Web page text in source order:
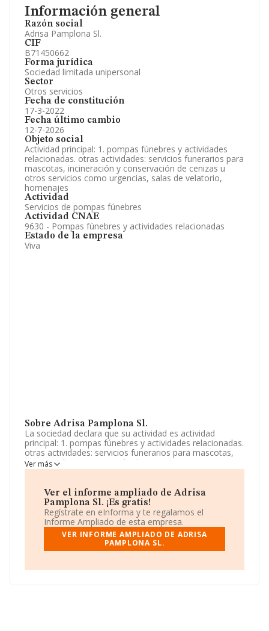
Información general
Razón social
Adrisa Pamplona Sl.
CIF
B71450662
Forma jurídica
Sociedad limitada unipersonal
Sector
Otros servicios
Fecha de constitución
17-3-2022
Fecha último cambio
12-7-2026
Objeto social
Actividad principal: 1. pompas fúnebres y actividades
relacionadas. otras actividades: servicios funerarios para
mascotas, incineración y conservación de cenizas u
otros servicios como urgencias, salas de velatorio,
homenajes
Actividad
Servicios de pompas fúnebres
Actividad CNAE
9630 - Pompas fúnebres y actividades relacionadas
Estado de la empresa
Viva
Sobre Adrisa Pamplona Sl.
La sociedad declara que su actividad es actividad
principal: 1. pompas fúnebres y actividades relacionadas.
otras actividades: servicios funerarios para mascotas,
incineración y conservación de cenizas u otros servicios
como urgencias, salas de velatorio, homenajes. La
Sociedad Limitada. La actividad de referencia CNAE
corresponde a '%cnae%', cuyo Código es 9630. La
empresa no tiene actividad en mercados exteriores.
La plantilla se ha mantenido igual y según los datos a
disposición de INFORMA, ha tenido un número de
empleados por debajo de la media de sector.
La sociedad españolaAdrisa Pamplona S.L, con CIF
Ver más
Ver el informe ampliado de Adrisa
Pamplona Sl. ¡Es gratis!
Regístrate en eInforma y te regalamos el
Informe Ampliado de esta empresa.
VER INFORME AMPLIADO DE ADRISA
PAMPLONA SL.
Información oficial y registral complementaria.